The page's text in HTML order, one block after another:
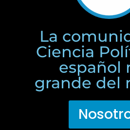
La
Ciencia
español
grande del